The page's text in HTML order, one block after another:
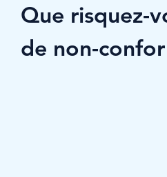
Que risquez-
de non-